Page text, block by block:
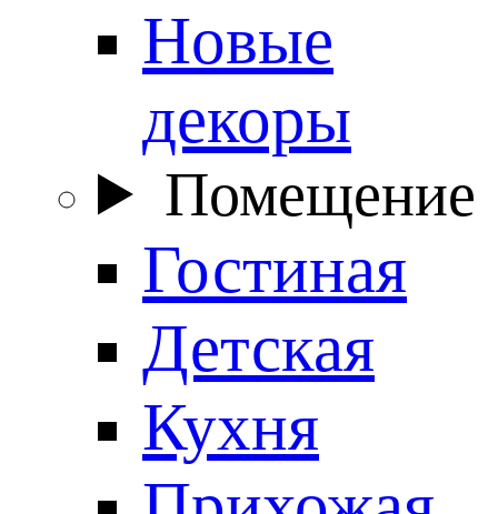
Новые
декоры
Помещение
Гостиная
Детская
Кухня